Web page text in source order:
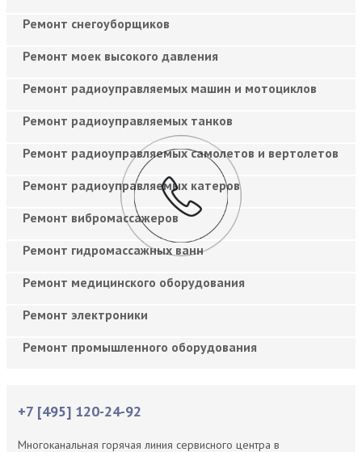
Ремонт снегоуборщиков
Ремонт моек высокого давления
Ремонт радиоуправляемых машин и мотоциклов
Ремонт радиоуправляемых танков
Ремонт радиоуправляемых самолетов и вертолетов
Ремонт радиоуправляемых катеров
Ремонт вибромассажеров
Ремонт гидромассажных ванн
Ремонт медицинского оборудования
Ремонт электроники
Ремонт промышленного оборудования
+7 [495] 120-24-92
Многоканальная горячая линия сервисного центра в